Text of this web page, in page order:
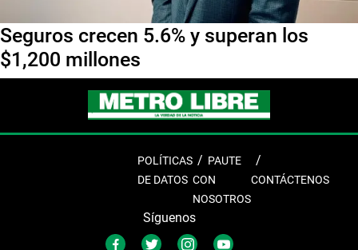
Seguros crecen 5.6% y superan los
$1,200 millones
POLÍTICAS
DE DATOS
PAUTE
CON
NOSOTROS
CONTÁCTENOS
Síguenos